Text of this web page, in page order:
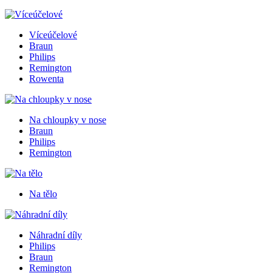
Víceúčelové
Braun
Philips
Remington
Rowenta
Na chloupky v nose
Braun
Philips
Remington
Na tělo
Náhradní díly
Philips
Braun
Remington